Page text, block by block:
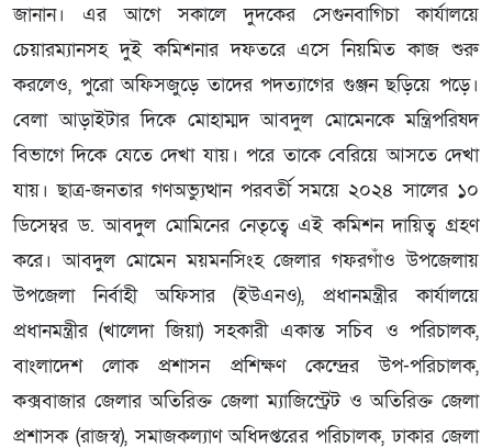
জানান। এর আগে সকালে দুদকের সেগুনবাগিচা কার্যালয়ে
চেয়ারম্যানসহ দুই কমিশনার দফতরে এসে নিয়মিত কাজ শুরু
করলেও, পুরো অফিসজুড়ে তাদের পদত্যাগের গুঞ্জন ছড়িয়ে পড়ে।
বেলা আড়াইটার দিকে মোহাম্মদ আবদুল মোমেনকে মন্ত্রিপরিষদ
বিভাগে দিকে যেতে দেখা যায়। পরে তাকে বেরিয়ে আসতে দেখা
যায়। ছাত্র-জনতার গণঅভ্যুত্থান পরবর্তী সময়ে ২০২৪ সালের ১০
ডিসেম্বর ড. আবদুল মোমিনের নেতৃত্বে এই কমিশন দায়িত্ব গ্রহণ
করে। আবদুল মোমেন ময়মনসিংহ জেলার গফরগাঁও উপজেলায়
উপজেলা নির্বাহী অফিসার (ইউএনও), প্রধানমন্ত্রীর কার্যালয়ে
প্রধানমন্ত্রীর (খালেদা জিয়া) সহকারী একান্ত সচিব ও পরিচালক,
বাংলাদেশ লোক প্রশাসন প্রশিক্ষণ কেন্দ্রের উপ-পরিচালক,
কক্সবাজার জেলার অতিরিক্ত জেলা ম্যাজিস্ট্রেট ও অতিরিক্ত জেলা
প্রশাসক (রাজস্ব), সমাজকল্যাণ অধিদপ্তরের পরিচালক, ঢাকার জেলা